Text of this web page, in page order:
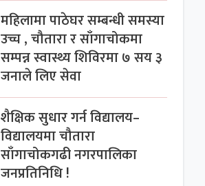
महिलामा पाठेघर सम्बन्धी समस्या
उच्च , चौतारा र साँगाचोकमा
सम्पन्न स्वास्थ्य शिविरमा ७ सय ३
जनाले लिए सेवा
शैक्षिक सुधार गर्न विद्यालय–
विद्यालयमा चौतारा
साँगाचोकगढी नगरपालिका
जनप्रतिनिधि !